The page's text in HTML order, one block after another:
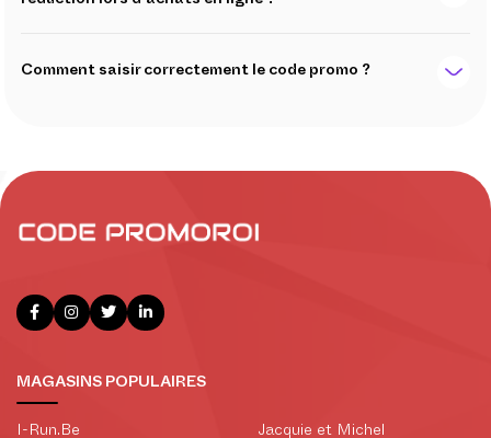
Comment saisir correctement le code promo ?
MAGASINS POPULAIRES
I-Run.Be Jacquie et Michel